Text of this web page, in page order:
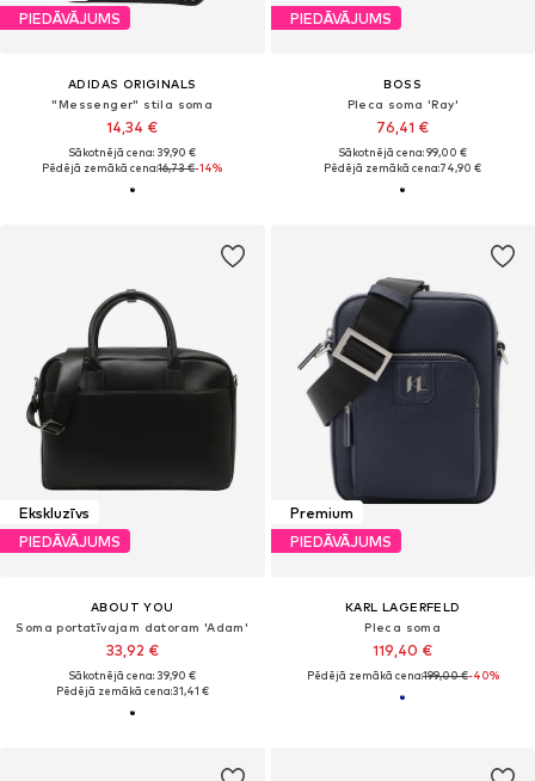
PIEDĀVĀJUMS
ADIDAS ORIGINALS
"Messenger" stila soma
14,34 €
Sākotnējā cena: 39,90 €
Pēdējā zemākā cena:16,73 €-14%
PIEDĀVĀJUMS
BOSS
Pleca soma 'Ray'
76,41 €
Sākotnējā cena: 99,00 €
Pēdējā zemākā cena:74,90 €
Ekskluzīvs
PIEDĀVĀJUMS
ABOUT YOU
Soma portatīvajam datoram 'Adam'
33,92 €
Sākotnējā cena: 39,90 €
Pēdējā zemākā cena:31,41 €
Premium
PIEDĀVĀJUMS
KARL LAGERFELD
Pleca soma
119,40 €
Pēdējā zemākā cena:199,00 €-40%